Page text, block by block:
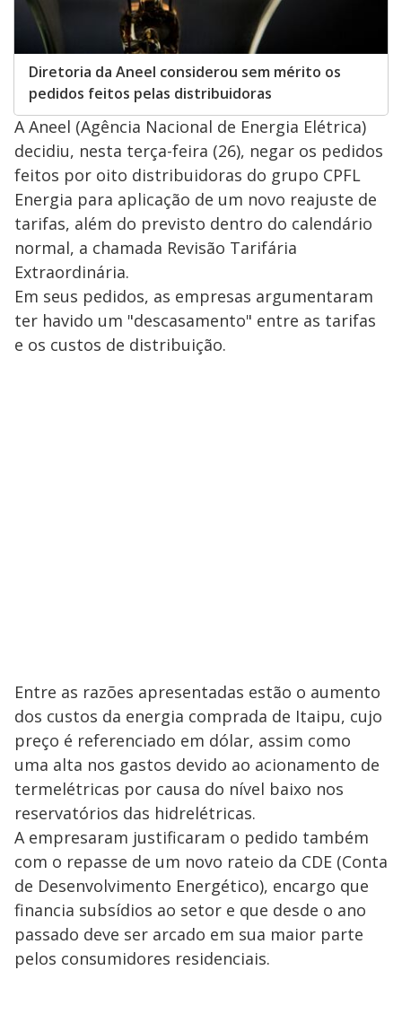
Diretoria da Aneel considerou sem mérito os
pedidos feitos pelas distribuidoras
A Aneel (Agência Nacional de Energia Elétrica)
decidiu, nesta terça-feira (26), negar os pedidos
feitos por oito distribuidoras do grupo CPFL
Energia para aplicação de um novo reajuste de
tarifas, além do previsto dentro do calendário
normal, a chamada Revisão Tarifária
Extraordinária.
Em seus pedidos, as empresas argumentaram
ter havido um "descasamento" entre as tarifas
e os custos de distribuição.
Entre as razões apresentadas estão o aumento
dos custos da energia comprada de Itaipu, cujo
preço é referenciado em dólar, assim como
uma alta nos gastos devido ao acionamento de
termelétricas por causa do nível baixo nos
reservatórios das hidrelétricas.
A empresaram justificaram o pedido também
com o repasse de um novo rateio da CDE (Conta
de Desenvolvimento Energético), encargo que
financia subsídios ao setor e que desde o ano
passado deve ser arcado em sua maior parte
pelos consumidores residenciais.